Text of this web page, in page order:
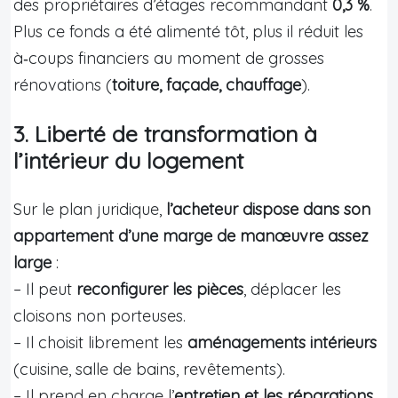
des propriétaires d’étages recommandant 0,3 %.
Plus ce fonds a été alimenté tôt, plus il réduit les
à‑coups financiers au moment de grosses
rénovations (toiture, façade, chauffage).
3. Liberté de transformation à
l’intérieur du logement
Sur le plan juridique, l’acheteur dispose dans son
appartement d’une marge de manœuvre assez
large :
– Il peut reconfigurer les pièces, déplacer les
cloisons non porteuses.
– Il choisit librement les aménagements intérieurs
(cuisine, salle de bains, revêtements).